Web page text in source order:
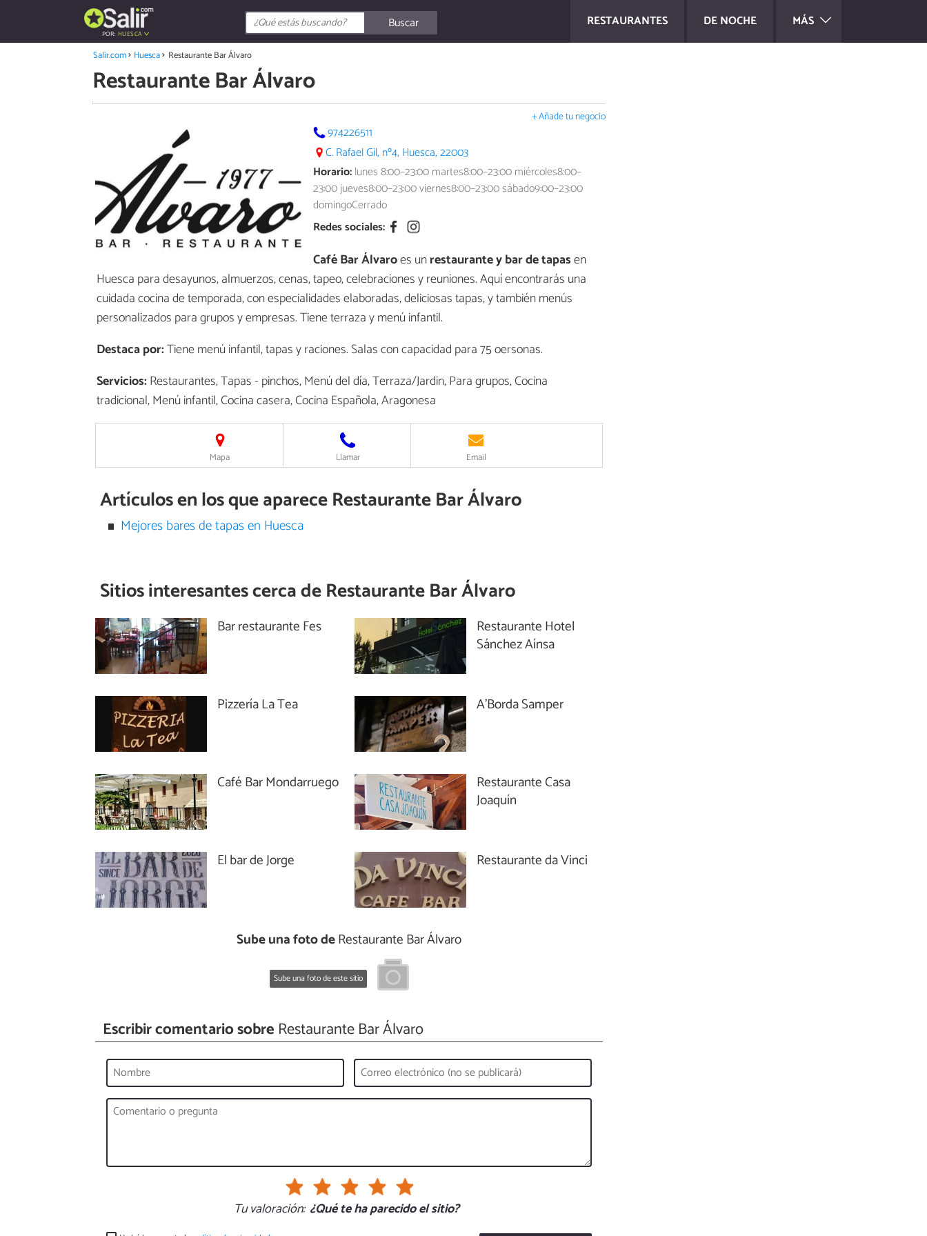
RESTAURANTES DE NOCHE MÁS
POR: HUESCA
Buscar
Salir.com Huesca Restaurante Bar Álvaro
Restaurante Bar Álvaro
+ Añade tu negocio
974226511
C. Rafael Gil, nº4, Huesca, 22003
Horario:lunes 8:00–23:00 martes8:00–23:00 miércoles8:00–
23:00 jueves8:00–23:00 viernes8:00–23:00 sábado9:00–23:00
domingoCerrado
Redes sociales:
Café Bar Álvaroes unrestaurante y bar de tapasen
Huesca para desayunos, almuerzos, cenas, tapeo, celebraciones y reuniones. Aquí encontrarás una
cuidada cocina de temporada, con especialidades elaboradas, deliciosas tapas, y también menús
personalizados para grupos y empresas. Tiene terraza y menú infantil.
Destaca por:Tiene menú infantil, tapas y raciones. Salas con capacidad para 75 oersonas.
Servicios:Restaurantes, Tapas - pinchos, Menú del día, Terraza/Jardin, Para grupos, Cocina
tradicional, Menú infantil, Cocina casera, Cocina Española, Aragonesa
Mapa Llamar Email
Artículos en los que aparece Restaurante Bar Álvaro
Mejores bares de tapas en Huesca
Sitios interesantes cerca deRestaurante Bar Álvaro
Bar restaurante Fes
Restaurante Hotel
Sánchez Aínsa
Pizzería La Tea A'Borda Samper
Café Bar Mondarruego
Restaurante Casa
Joaquín
El bar de Jorge Restaurante da Vinci
Sube una foto deRestaurante Bar Álvaro
Sube una foto de este sitio
Escribir comentario sobre Restaurante Bar Álvaro
Tu valoración: ¿Qué te ha parecido el sitio?